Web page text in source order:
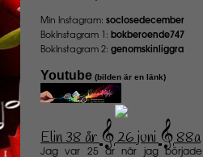
Min Instagram: soclosedecember
BokInstagram 1: bokberoende747
BokInstagram 2: genomskinliggra
Youtube (bilden är en länk)
Elin 38 år𝄞26 juni𝄞88a
Jag var 25 år när jag började